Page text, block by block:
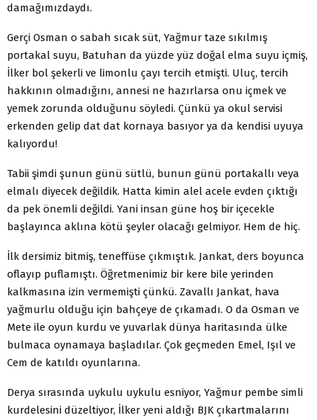
damağımızdaydı.
Gerçi Osman o sabah sıcak süt, Yağmur taze sıkılmış
portakal suyu, Batuhan da yüzde yüz doğal elma suyu içmiş,
İlker bol şekerli ve limonlu çayı tercih etmişti. Uluç, tercih
hakkının olmadığını, annesi ne hazırlarsa onu içmek ve
yemek zorunda olduğunu söyledi. Çünkü ya okul servisi
erkenden gelip dat dat kornaya basıyor ya da kendisi uyuya
kalıyordu!
Tabii şimdi şunun günü sütlü, bunun günü portakallı veya
elmalı diyecek değildik. Hatta kimin alel acele evden çıktığı
da pek önemli değildi. Yani insan güne hoş bir içecekle
başlayınca aklına kötü şeyler olacağı gelmiyor. Hem de hiç.
İlk dersimiz bitmiş, teneffüse çıkmıştık. Jankat, ders boyunca
oflayıp puflamıştı. Öğretmenimiz bir kere bile yerinden
kalkmasına izin vermemişti çünkü. Zavallı Jankat, hava
yağmurlu olduğu için bahçeye de çıkamadı. O da Osman ve
Mete ile oyun kurdu ve yuvarlak dünya haritasında ülke
bulmaca oynamaya başladılar. Çok geçmeden Emel, Işıl ve
Cem de katıldı oyunlarına.
Derya sırasında uykulu uykulu esniyor, Yağmur pembe simli
kurdelesini düzeltiyor, İlker yeni aldığı BJK çıkartmalarını